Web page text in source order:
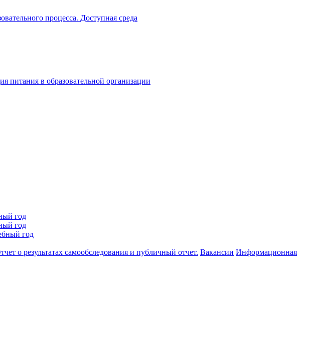
процесса. Доступная среда
питания в образовательной организации
год
год
год
о результатах самообследования и публичный отчет. Вакансии Информационная